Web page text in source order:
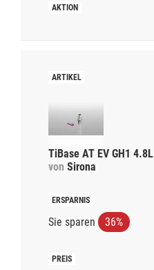
TiBase AT EV GH1 4.8L
von Sirona
Sie sparen 36%